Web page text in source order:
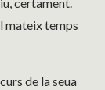
mateix temps
de la seua